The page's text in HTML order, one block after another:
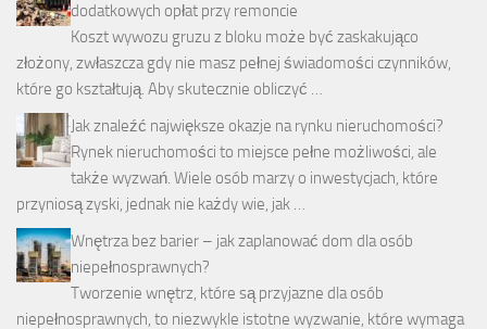
dodatkowych opłat przy remoncie
Koszt wywozu gruzu z bloku może być zaskakująco
złożony, zwłaszcza gdy nie masz pełnej świadomości czynników,
które go kształtują. Aby skutecznie obliczyć …
Jak znaleźć największe okazje na rynku nieruchomości?
Rynek nieruchomości to miejsce pełne możliwości, ale
także wyzwań. Wiele osób marzy o inwestycjach, które
przyniosą zyski, jednak nie każdy wie, jak …
Wnętrza bez barier – jak zaplanować dom dla osób
niepełnosprawnych?
Tworzenie wnętrz, które są przyjazne dla osób
niepełnosprawnych, to niezwykle istotne wyzwanie, które wymaga